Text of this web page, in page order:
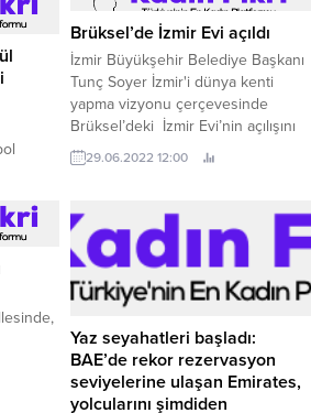
Brüksel’de İzmir Evi açıldı
İzmir Büyükşehir Belediye Başkanı
Tunç Soyer İzmir'i dünya kenti
yapma vizyonu çerçevesinde
Brüksel’deki İzmir Evi’nin açılışını
yaptı.29.06.2022 12:00
Yaz seyahatleri başladı:
BAE’de rekor rezervasyon
seviyelerine ulaşan Emirates,
yolcularını şimdiden